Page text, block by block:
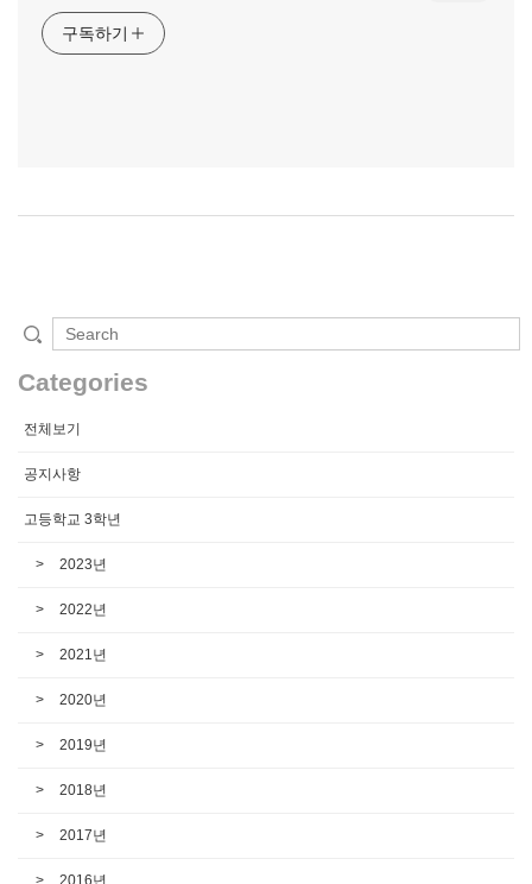
구독하기
Categories
전체보기
공지사항
고등학교 3학년
2023년
2022년
2021년
2020년
2019년
2018년
2017년
2016년